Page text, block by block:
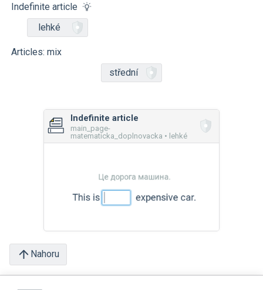
Indefinite article
lehké
Articles: mix
střední
Indefinite article
main_page-
matematicka_doplnovacka • lehké
Nahoru